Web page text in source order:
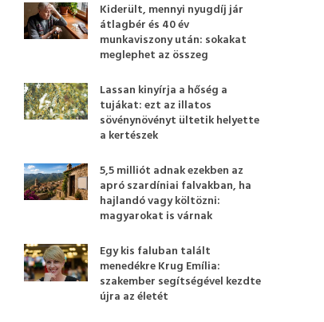
Kiderült, mennyi nyugdíj jár
átlagbér és 40 év
munkaviszony után: sokakat
meglephet az összeg
Lassan kinyírja a hőség a
tujákat: ezt az illatos
sövénynövényt ültetik helyette
a kertészek
5,5 milliót adnak ezekben az
apró szardíniai falvakban, ha
hajlandó vagy költözni:
magyarokat is várnak
Egy kis faluban talált
menedékre Krug Emília:
szakember segítségével kezdte
újra az életét